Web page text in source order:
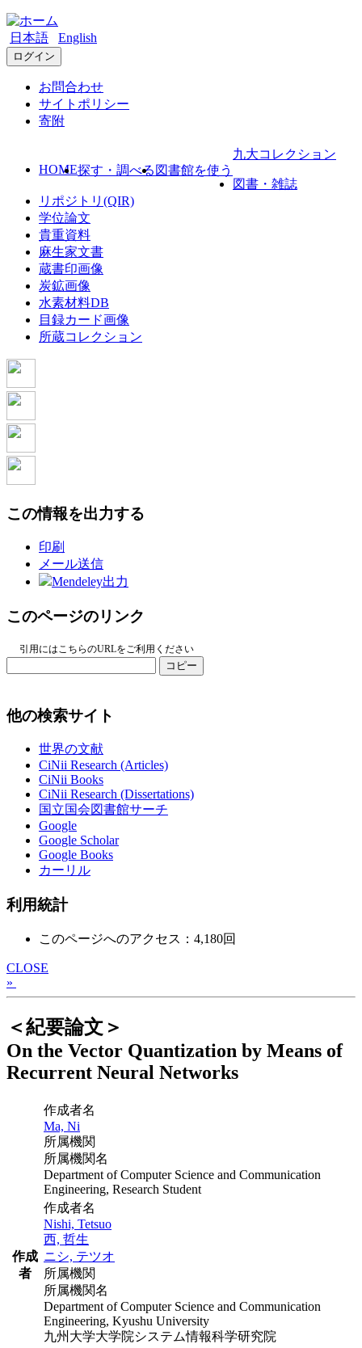
日本語 English
ログイン
お問合わせ
サイトポリシー
寄附
HOME探す・調べる 図書館を使う
九大コレクション
図書・雑誌
リポジトリ(QIR)
学位論文
貴重資料
麻生家文書
蔵書印画像
炭鉱画像
水素材料DB
目録カード画像
所蔵コレクション
この情報を出力する
印刷
メール送信
Mendeley出力
このページのリンク
引用にはこちらのURLをご利用ください
コピー
他の検索サイト
世界の文献
CiNii Research (Articles)
CiNii Books
CiNii Research (Dissertations)
国立国会図書館サーチ
Google
Google Scholar
Google Books
カーリル
利用統計
このページへのアクセス：4,180回
CLOSE
»
＜紀要論文＞
On the Vector Quantization by Means of
Recurrent Neural Networks
作成
者
作成者名
Ma, Ni
所属機関
所属機関名
Department of Computer Science and Communication
Engineering, Research Student
作成者名
Nishi, Tetsuo
西, 哲生
ニシ, テツオ
所属機関
所属機関名
Department of Computer Science and Communication
Engineering, Kyushu University
九州大学大学院システム情報科学研究院